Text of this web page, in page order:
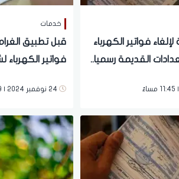
فواتير الكهرباء
القديمة رسميا..
خدمات
قبل تطبيق
فواتير الكهرباء
24 نوفمبر 2024 | 10:29 صباحاً